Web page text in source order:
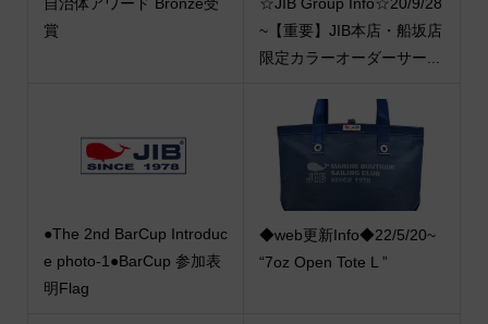
賞
☆JIB Group Info☆20/9/28
~【重要】JIB本店・船坂店
限定カラーオーダーサー...
●The 2nd BarCup Introduc
e photo-1●BarCup 参加表
明Flag
◆web更新Info◆22/5/20~
“7oz Open Tote L ”